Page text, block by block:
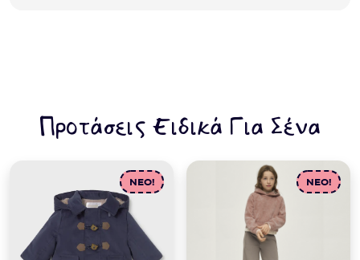
Προτάσεις Ειδικά Για Σένα
NEO! NEO!